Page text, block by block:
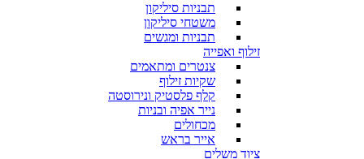
תבניות סיליקון
משטחי סיליקון
תבניות ומגשים
זילוף ואפייה
צנטרים ומתאמים
שקיות זילוף
קלף פלסטיק ונירוסטה
נייר אפיה ובניות
מכחולים
אייר בראש
ציוד משלים